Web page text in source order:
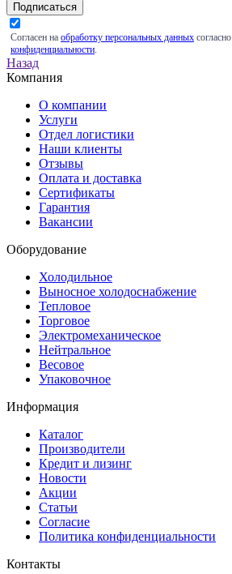
Подписаться
Согласен на обработку персональных данных согласно
конфиденциальности.
Назад
Компания
О компании
Услуги
Отдел логистики
Наши клиенты
Отзывы
Оплата и доставка
Сертификаты
Гарантия
Вакансии
Оборудование
Холодильное
Выносное холодоснабжение
Тепловое
Торговое
Электромеханическое
Нейтральное
Весовое
Упаковочное
Информация
Каталог
Производители
Кредит и лизинг
Новости
Акции
Статьи
Согласие
Политика конфиденциальности
Контакты